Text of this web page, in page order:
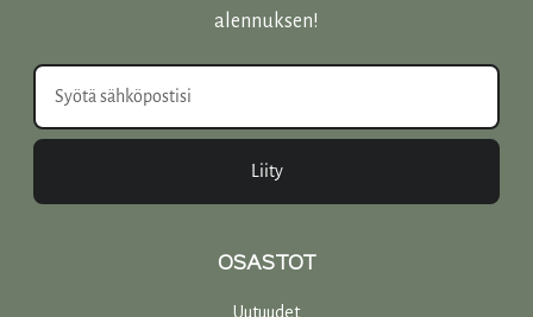
alennuksen!
Liity
OSASTOT
Uutuudet